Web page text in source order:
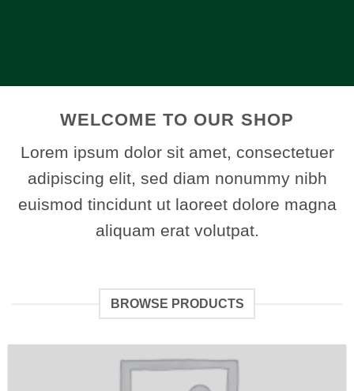
WELCOME TO OUR SHOP
Lorem ipsum dolor sit amet, consectetuer
adipiscing elit, sed diam nonummy nibh
euismod tincidunt ut laoreet dolore magna
aliquam erat volutpat.
BROWSE PRODUCTS